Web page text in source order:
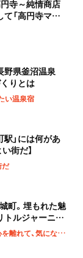
円寺～純情商店
「高円寺マシ
野県釜沼温泉
りとは
い温泉宿
」には何があ
街だ】
だ
町。埋もれた魅
トルジャーニ
連載：徒然リトルジャーニー～都心を離れて、気になる土地へ